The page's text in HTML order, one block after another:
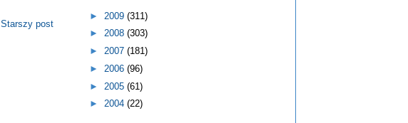
Starszy post
► 2009 (311)
► 2008 (303)
► 2007 (181)
► 2006 (96)
► 2005 (61)
► 2004 (22)